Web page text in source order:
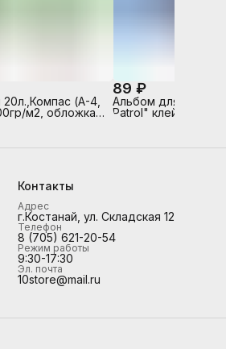
(А-4,
м2, обложка -
89 ₽
Альбом для
Patrol" клей А4
Контакты
Адрес
г.Костанай, ул. Складская 12
Телефон
8 (705) 621-20-54
Режим работы
9:30-17:30
Эл. почта
10store@mail.ru